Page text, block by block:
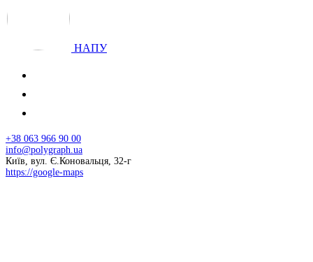
НАПУ
+38 063 966 90 00
info@polygraph.ua
Київ, вул. Є.Коновальця, 32-г
https://google-maps